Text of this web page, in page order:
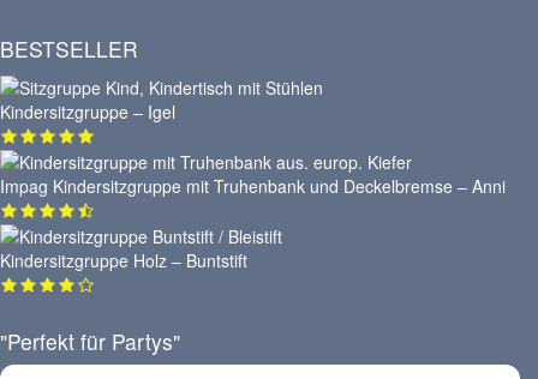
BESTSELLER
Kindersitzgruppe – Igel
Impag Kindersitzgruppe mit Truhenbank und Deckelbremse – Anni
Kindersitzgruppe Holz – Buntstift
"Perfekt für Partys"